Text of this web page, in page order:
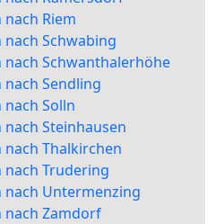
Riem
Schwabing
Schwanthalerhöhe
Sendling
Solln
Steinhausen
Thalkirchen
Trudering
Untermenzing
nach Zamdorf